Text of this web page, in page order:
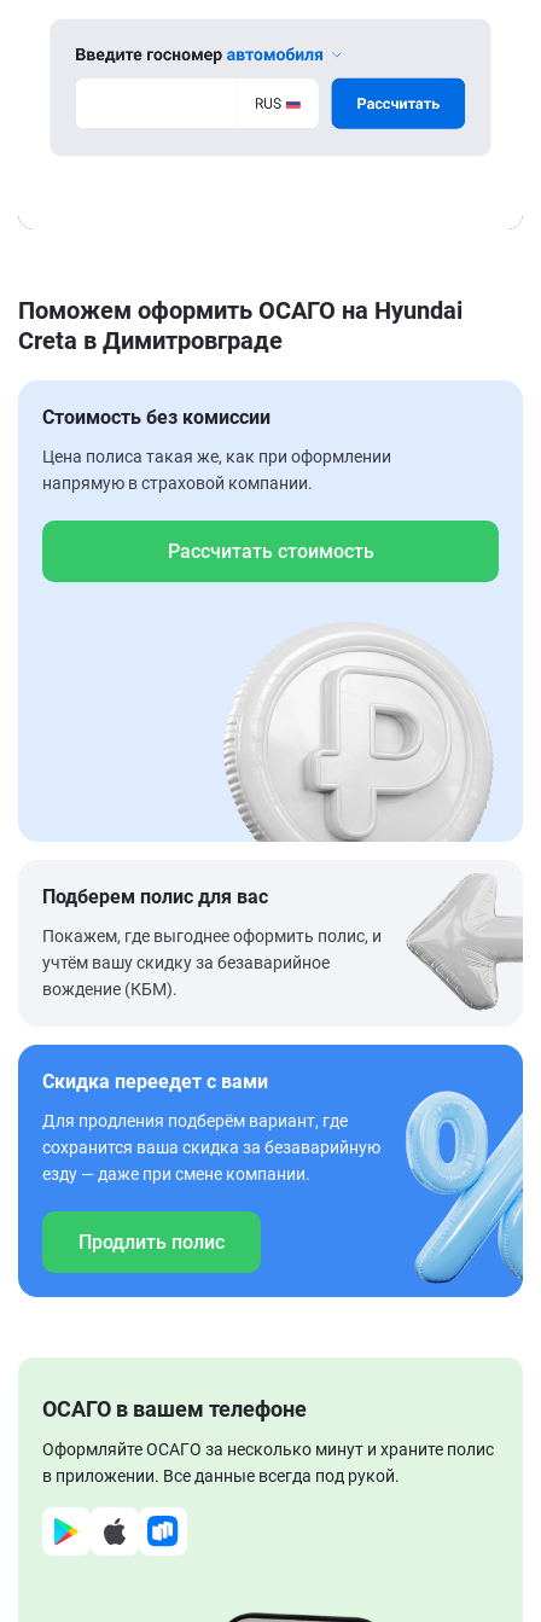
Поможем оформить ОСАГО на Hyundai
Creta в Димитровграде
Стоимость без комиссии
Цена полиса такая же, как при оформлении
напрямую в страховой компании.
Рассчитать стоимость
Подберем полис для вас
Покажем, где выгоднее оформить полис, и
учтём вашу скидку за безаварийное
вождение (КБМ).
Скидка переедет с вами
Для продления подберём вариант, где
сохранится ваша скидка за безаварийную
езду — даже при смене компании.
Продлить полис
ОСАГО в вашем телефоне
Оформляйте ОСАГО за несколько минут и храните полис
в приложении. Все данные всегда под рукой.